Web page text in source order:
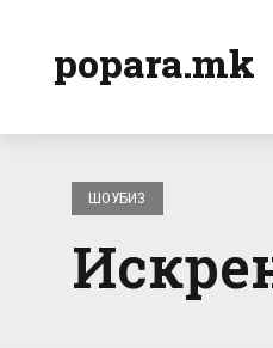
popara.mk
ШОУБИЗ